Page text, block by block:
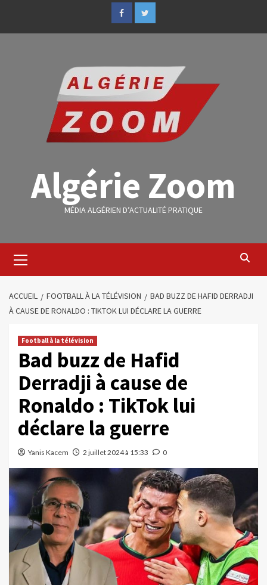
Algérie Zoom
MÉDIA ALGÉRIEN D’ACTUALITÉ PRATIQUE
ACCUEIL FOOTBALL À LA TÉLÉVISION
BAD BUZZ DE HAFID DERRADJI
À CAUSE DE RONALDO : TIKTOK LUI DÉCLARE LA GUERRE
Football à la télévision
Bad buzz de Hafid
Derradji à cause de
Ronaldo : TikTok lui
déclare la guerre
Yanis Kacem 2 juillet 2024 à 15:33 0